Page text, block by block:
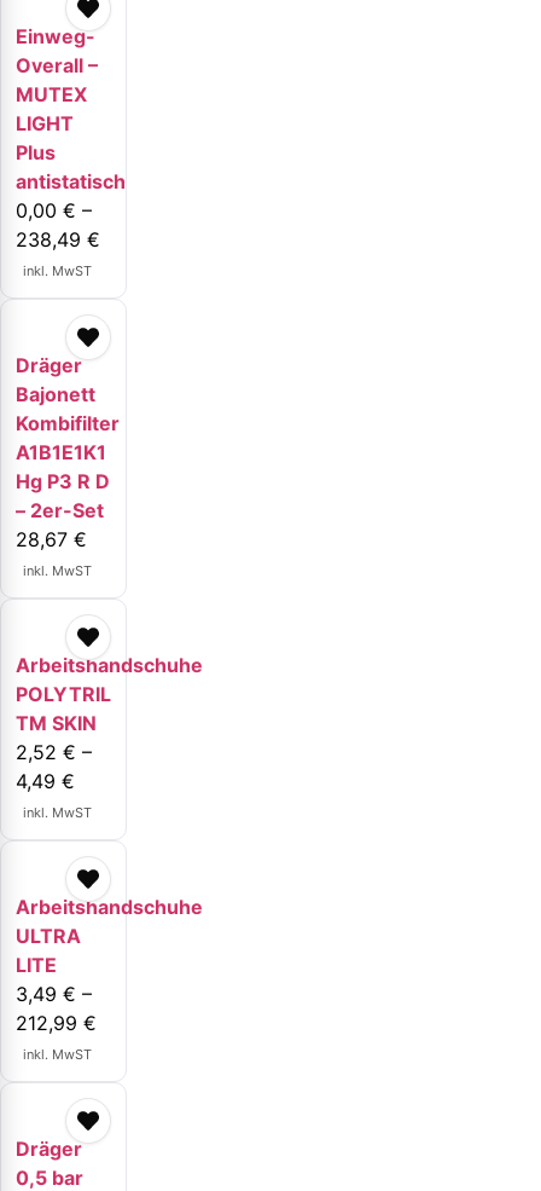
Einweg-
Overall –
MUTEX
LIGHT
Plus
antistatisch
0,00 € –
238,49 €
inkl. MwST
Dräger
Bajonett
Kombifilter
A1B1E1K1
Hg P3 R D
– 2er-Set
28,67 €
inkl. MwST
Arbeitshandschuhe
POLYTRIL
TM SKIN
2,52 € –
4,49 €
inkl. MwST
Arbeitshandschuhe
ULTRA
LITE
3,49 € –
212,99 €
inkl. MwST
Dräger
0,5 bar